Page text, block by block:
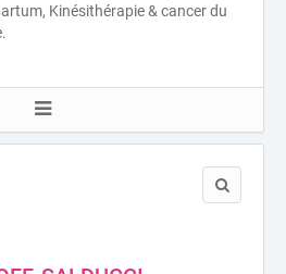
Kinésithérapie & cancer du